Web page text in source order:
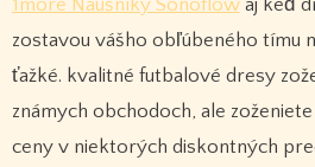
1more Náušníky Sonoflowaj keď
zostavou vášho obľúbeného tímu
ťažké. kvalitné futbalové dresy
známych obchodoch, ale
ceny v niektorých diskontných